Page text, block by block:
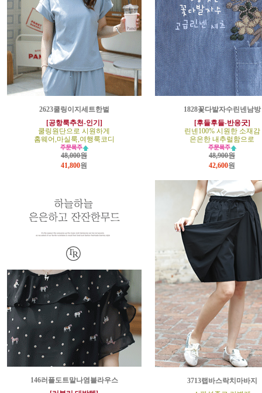
2623쿨링이지세트한벌
[공항룩추천-인기]
쿨링원단으로 시원하게
홈웨어,마실룩,여행룩코디
48,000원
41,800원
1828꽃다발자수린넨남방
[후들후들-반응굿]
린넨100% 시원한 소재감
은은한 내추럴함으로
48,900원
42,600원
146러플도트말나염블라우스
3713랩바스락치마바지